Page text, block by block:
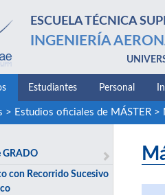
ESCUELA TÉCNICA
INGENIERÍA
Estudiantes Personal
> Estudios oficiales de MÁSTER>
GRADO
con Recorrido Sucesivo